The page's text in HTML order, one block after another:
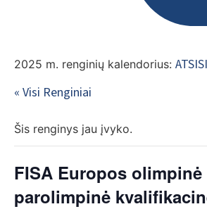
2025 m. renginių kalendorius:
« Visi Renginiai
Šis renginys jau įvyko.
FISA Europos
parolimpinė